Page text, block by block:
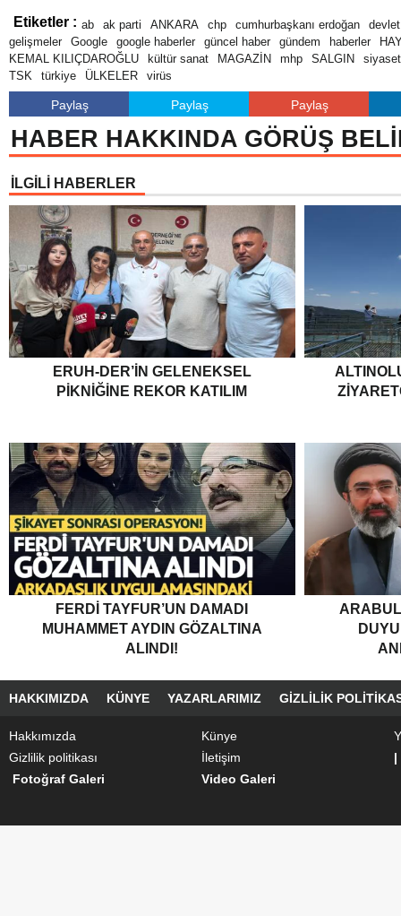
Etiketler : ab ak parti ANKARA chp cumhurbaşkanı erdoğan
gelişmeler
Google google haberler güncel haber gündem haberler
KEMAL KILIÇDAROĞLU
kültür sanat MAGAZİN mhp SALGIN
siyaset
TSK
türkiye ÜLKELER virüs
Paylaş Paylaş Paylaş
HABER HAKKINDA GÖRÜŞ
İLGİLİ HABERLER
ERUH-DER’IN GELENEKSEL
PIKNIĞINE REKOR KATILIM
FERDI TAYFUR’UN DAMADI
MUHAMMET AYDIN GÖZALTINA
ALINDI!
HAKKIMIZDA KÜNYE YAZARLARIMIZ GIZLILIK
Hakkımızda Künye
Gizlilik politikası
İletişim
|
Fotoğraf Galeri
Video Galeri